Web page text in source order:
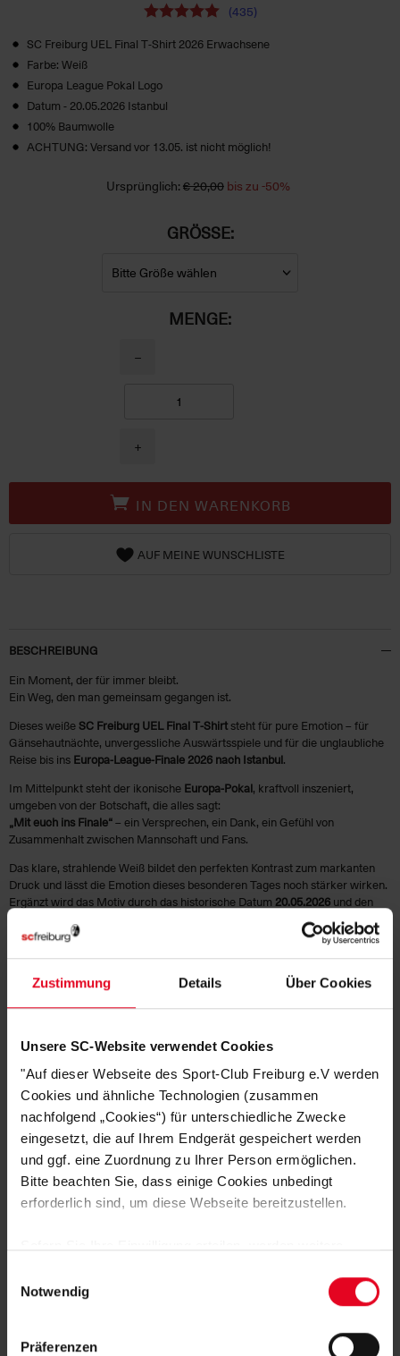
Zustimmung Details Über Cookies
Unsere SC-Website verwendet Cookies
"Auf dieser Webseite des Sport-Club Freiburg e.V werden
Cookies und ähnliche Technologien (zusammen
nachfolgend „Cookies“) für unterschiedliche Zwecke
eingesetzt, die auf Ihrem Endgerät gespeichert werden
und ggf. eine Zuordnung zu Ihrer Person ermöglichen.
Bitte beachten Sie, dass einige Cookies unbedingt
erforderlich sind, um diese Webseite bereitzustellen.
Daten von Ihnen (z.B. persönlichen Identifikatoren oder
IP-Adressen) verarbeitet werden. Durch Klicken auf den
Notwendig
Präferenzen
(435)
SC Freiburg UEL Final T‑Shirt 2026 Erwachsene
Farbe: Weiß
Europa League Pokal Logo
Datum - 20.05.2026 Istanbul
100% Baumwolle
ACHTUNG: Versand vor 13.05. ist nicht möglich!
Ursprünglich:€ 20,00bis zu -50%
GRÖSSE:
MENGE:
−
+
IN DEN WARENKORB
AUF MEINE WUNSCHLISTE
BESCHREIBUNG
Ein Moment, der für immer bleibt.
Ein Weg, den man gemeinsam gegangen ist.
Dieses weiße SC Freiburg UEL Final T‑Shirt steht für pure Emotion – für
Gänsehautnächte, unvergessliche Auswärtsspiele und für die unglaubliche
Reise bis ins Europa-League‑Finale 2026 nach Istanbul.
Im Mittelpunkt steht der ikonische Europa‑Pokal, kraftvoll inszeniert,
umgeben von der Botschaft, die alles sagt:
„Mit euch ins Finale“– ein Versprechen, ein Dank, ein Gefühl von
Zusammenhalt zwischen Mannschaft und Fans.
Das klare, strahlende Weiß bildet den perfekten Kontrast zum markanten
Druck und lässt die Emotion dieses besonderen Tages noch stärker wirken.
Ergänzt wird das Motiv durch das historische Datum 20.05.2026 und den
– für alle, die diesen Weg mitgegangen sind und ihn
für immer festhalten wollen.
PRODUKTDETAILS AUF EINEN BLICK:
Final-Shirt zur UEFA Europa League 2026
Motiv: Europa‑Pokal im Zentrum
Schriftzug:„Mit euch ins Finale“
Finaldatum:20.05.2026
Austragungsort:Istanbul
Zertifizierung:Grüner Knopfund MIG-Zertifizierung – nachhaltig &
sozial verantwortungsvoll produziert
ACHTUNG: Lieferzeiten beachten!
Dieses Shirt ist nicht nur ein Kleidungsstück.